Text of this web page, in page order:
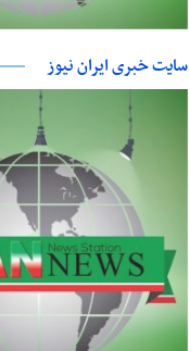
سایت خبری ایران نیوز